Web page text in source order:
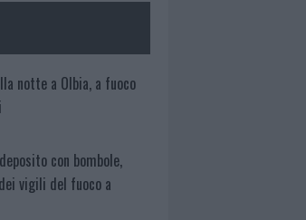
notte a Olbia, a fuoco
con bombole,
vigili del fuoco a